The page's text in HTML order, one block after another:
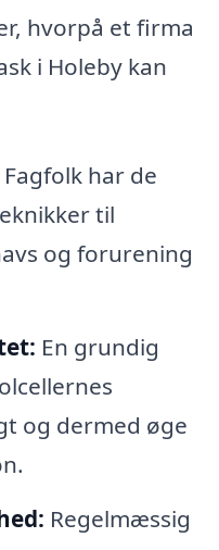
hvorpå et firma
i Holeby kan
Fagfolk har de
til
og forurening
En grundig
og dermed øge
Regelmæssig